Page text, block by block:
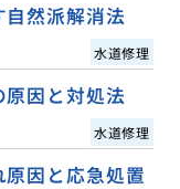
然派解消法
水道修理
因と対処法
水道修理
原因と応急処置